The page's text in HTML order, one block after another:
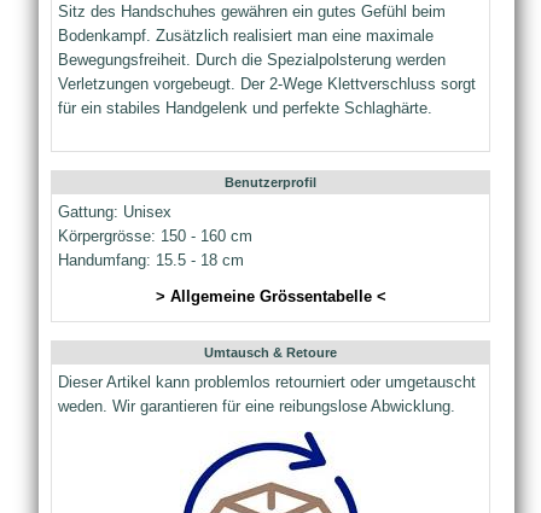
Sitz des Handschuhes gewähren ein gutes Gefühl beim
Bodenkampf. Zusätzlich realisiert man eine maximale
Bewegungsfreiheit. Durch die Spezialpolsterung werden
Verletzungen vorgebeugt. Der 2-Wege Klettverschluss sorgt
für ein stabiles Handgelenk und perfekte Schlaghärte.
Benutzerprofil
Gattung: Unisex
Körpergrösse: 150 - 160 cm
Handumfang: 15.5 - 18 cm
> Allgemeine Grössentabelle <
Umtausch & Retoure
Dieser Artikel kann problemlos retourniert oder umgetauscht
weden. Wir garantieren für eine reibungslose Abwicklung.